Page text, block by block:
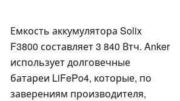
Емкость аккумулятора Solix
F3800 составляет 3 840 Втч. Anker
использует долговечные
батареи LiFePo4, которые, по
заверениям производителя,